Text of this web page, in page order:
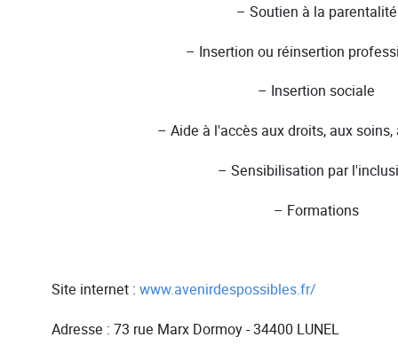
– Soutien à la parentalité
– Insertion ou réinsertion
– Insertion sociale
– Aide à l'accès aux droits, aux
– Sensibilisation par
– Formations
Site internet : www.avenirdespossibles.fr/
Adresse : 73 rue Marx Dormoy - 34400 LUNEL